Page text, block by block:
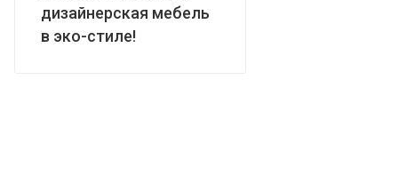
дизайнерская мебель
в эко-стиле!